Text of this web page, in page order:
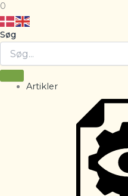
0
Søg
Artikler